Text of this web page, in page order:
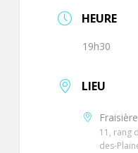
HEURE
19h30
LIEU
11, rang
des-